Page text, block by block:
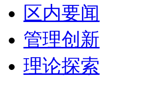
区内要闻
管理创新
理论探索